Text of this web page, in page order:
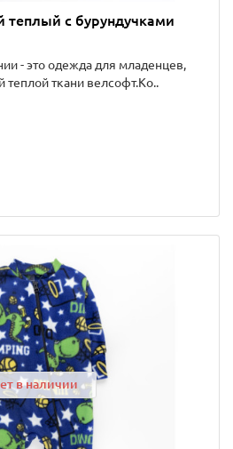
теплый с бурундучками
- это одежда для младенцев,
теплой ткани велсофт.Ко..
в наличии